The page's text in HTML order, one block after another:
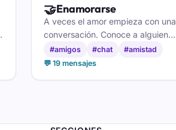
🤝Enamorarse
A veces el amor empieza con una
conversación. Conoce a alguien
especial sin prisas en el chat para
enamorarse.
#amigos #chat
#amistad
💬 19 mensajes